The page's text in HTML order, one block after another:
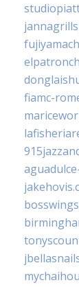
fiamc-